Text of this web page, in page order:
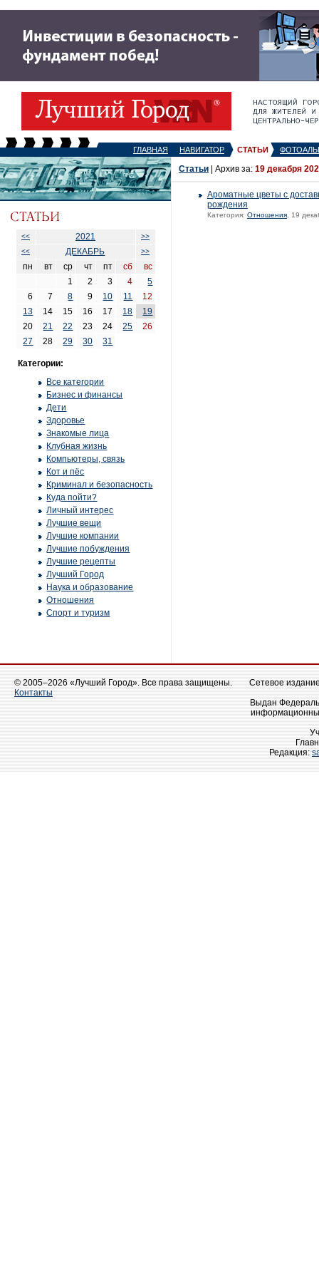
ГЛАВНАЯ НАВИГАТОР СТАТЬИ
<< 2021
>>
<<
ДЕКАБРЬ >>
пн вт ср чт пт сб
вс
1
2 3 4
5
6
7 8 9 10 11
12
13
14 15 16 17 18
19
20
21 22 23 24 25
26
27
28 29 30 31
Категории:
Все категории
Бизнес и финансы
Дети
Здоровье
Знакомые лица
Клубная жизнь
Компьютеры, связь
Кот и пёс
Криминал и безопасность
Куда пойти?
Личный интерес
Лучшие вещи
Лучшие компании
Лучшие побуждения
Лучшие рецепты
Лучший Город
Наука и образование
Отношения
Спорт и туризм
Статьи | Архив за: 19 декабря
Ароматные цветы с
рождения
Категория: Отношения , 19
© 2005–2026 «Лучший Город». Все права защищены.
Контакты
Сетевое
Выдан
Редакция: